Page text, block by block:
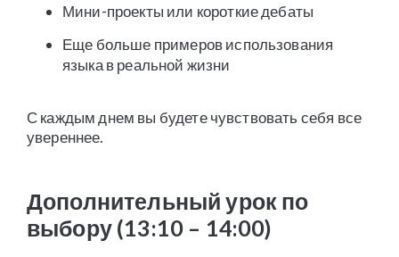
Мини-проекты или короткие дебаты
Еще больше примеров использования
языка в реальной жизни
С каждым днем вы будете чувствовать себя все
увереннее.
Дополнительный урок по
выбору (13:10 – 14:00)